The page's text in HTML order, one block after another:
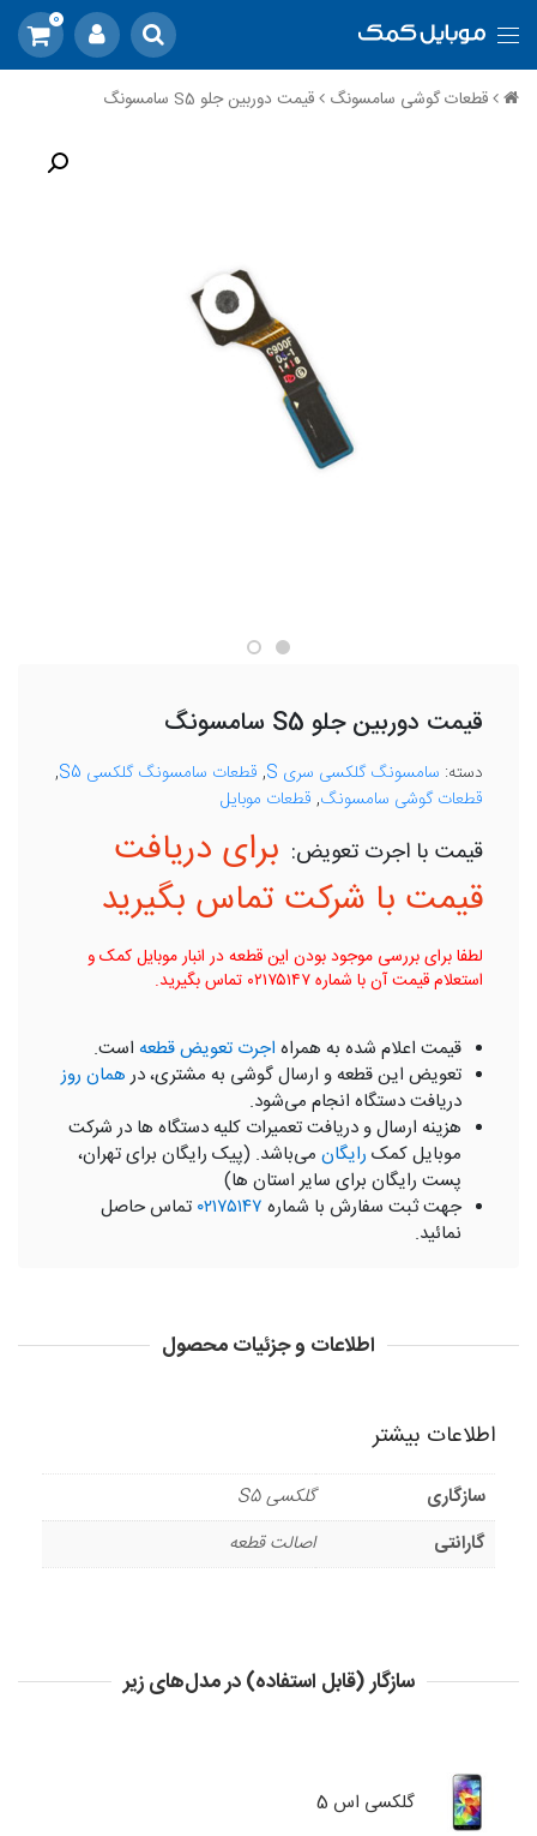
0
قطعات گوشی سامسونگ قیمت دوربین جلو S5 سامسونگ
قیمت دوربین جلو S5 سامسونگ
دسته: سامسونگ گلکسی سری S , قطعات سامسونگ گلکسی S5
,
قطعات گوشی سامسونگ, قطعات موبایل
برای دریافت
قیمت با شرکت تماس بگیرید
لطفا برای بررسی موجود بودن این قطعه در انبار موبایل کمک و
استعلام قیمت آن با شماره ۰۲۱۷۵۱۴۷ تماس بگیرید.
قیمت اعلام شده به همراه اجرت تعویض قطعه است.
تعویض این قطعه و ارسال گوشی به مشتری، درهمان روز
دریافت دستگاه انجام می‌شود.
هزینه ارسال و دریافت تعمیرات کلیه دستگاه ها در شرکت
موبایل کمک رایگان می‌باشد. (پیک رایگان برای تهران،
پست رایگان برای سایر استان ها)
جهت ثبت سفارش با شماره ۰۲۱۷۵۱۴۷ تماس حاصل
نمائید.
اطلاعات و جزئیات محصول
اطلاعات بیشتر
سازگاری
گلکسی S5
گارانتی
اصالت قطعه
سازگار (قابل استفاده) در مدل‌های زیر
گلکسی اس 5